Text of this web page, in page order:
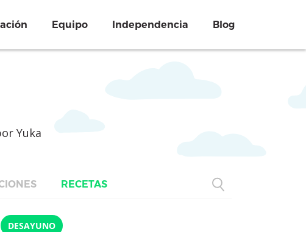
Equipo Independencia Blog
Yuka
RECETAS
DESAYUNO